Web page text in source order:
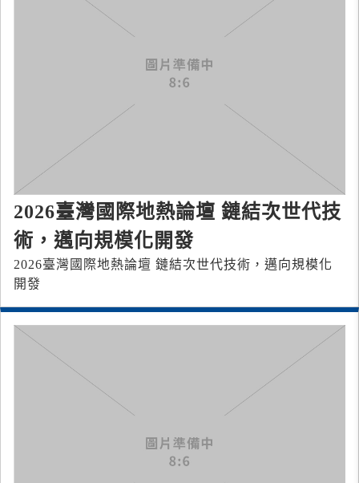
2026臺灣國際地熱論壇 鏈結次世代技
術，邁向規模化開發
2026臺灣國際地熱論壇 鏈結次世代技術，邁向規模化
開發